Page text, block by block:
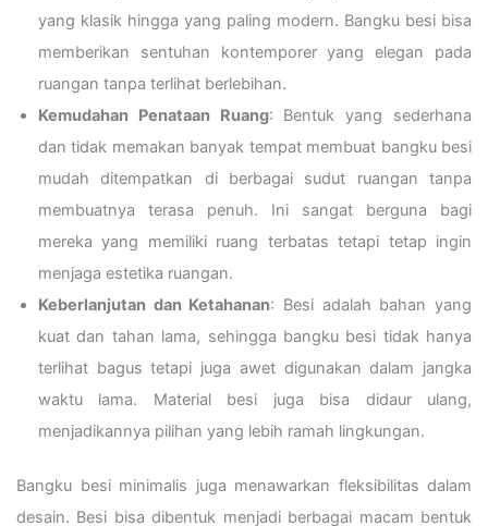
yang klasik hingga yang paling modern. Bangku besi bisa
memberikan sentuhan kontemporer yang elegan pada
ruangan tanpa terlihat berlebihan.
Kemudahan Penataan Ruang: Bentuk yang sederhana
dan tidak memakan banyak tempat membuat bangku besi
mudah ditempatkan di berbagai sudut ruangan tanpa
membuatnya terasa penuh. Ini sangat berguna bagi
mereka yang memiliki ruang terbatas tetapi tetap ingin
menjaga estetika ruangan.
Keberlanjutan dan Ketahanan: Besi adalah bahan yang
kuat dan tahan lama, sehingga bangku besi tidak hanya
terlihat bagus tetapi juga awet digunakan dalam jangka
waktu lama. Material besi juga bisa didaur ulang,
menjadikannya pilihan yang lebih ramah lingkungan.
Bangku besi minimalis juga menawarkan fleksibilitas dalam
desain. Besi bisa dibentuk menjadi berbagai macam bentuk